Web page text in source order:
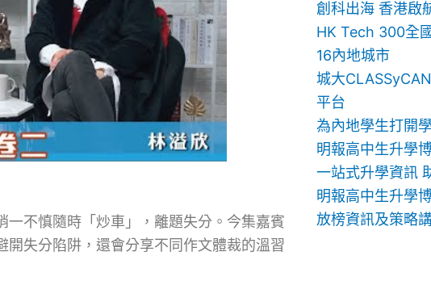
不慎隨時「炒車」，離題失分。今集嘉賓
失分陷阱，還會分享不同作文體裁的溫習
創科出海 香港啟
HK Tech 300全
16內地城市
城大
平台
為內地學生打開
明報高中生升學
一站式升學資訊
明報高中生升學
放榜資訊及策略